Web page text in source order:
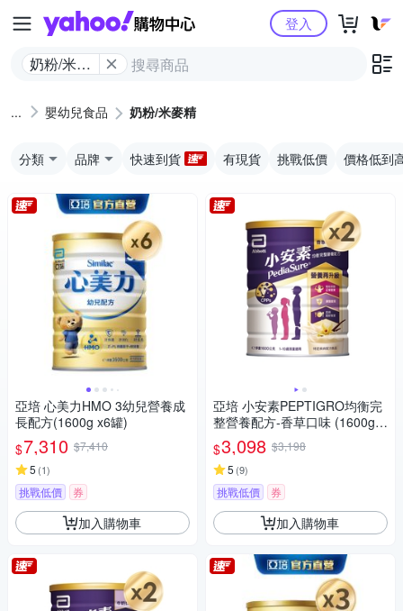
Yahoo購物中心
奶粉/米麥
登入
嬰幼兒食品 奶粉/米麥精
分類 品牌 快速到貨 有現貨 挑戰低價 價格低到
亞培 心美力HMO 3幼兒營養成
長配方(1600g x6罐)
$7,310 $7,410
5 (1)
挑戰低價 券
加入購物車
亞培 小安素PEPTIGRO均衡完
整營養配方-香草口味 (1600g x
2入)
$3,098 $3,198
5 (9)
挑戰低價 券
加入購物車